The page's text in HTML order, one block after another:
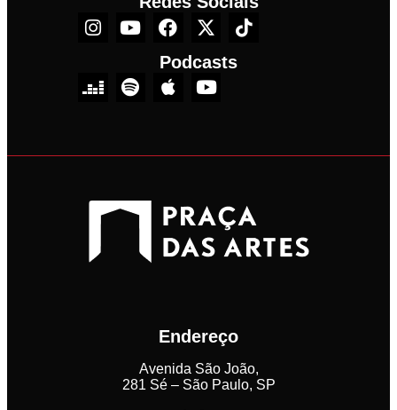
Podcasts
Endereço
Avenida São João,
281 Sé – São Paulo, SP